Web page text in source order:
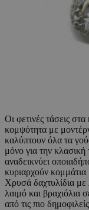
Οι φετινές τάσεις
κομψότητα με
καλύπτουν όλα τα
μόνο για την
αναδεικνύει
κυριαρχούν
Χρυσά δαχτυλίδια με
λαιμό και βραχιόλια
από τις πιο